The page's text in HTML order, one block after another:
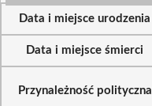
Data i miejsce urodzenia
Data i miejsce śmierci
Przynależność polityczna